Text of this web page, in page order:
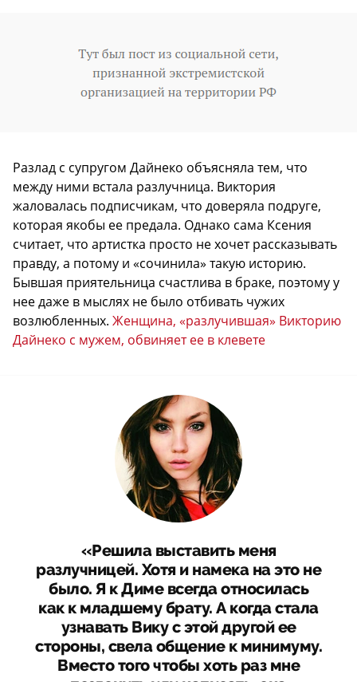
Разлад с супругом Дайнеко объясняла тем, что
между ними встала разлучница. Виктория
жаловалась подписчикам, что доверяла подруге,
которая якобы ее предала. Однако сама Ксения
считает, что артистка просто не хочет рассказывать
правду, а потому и «сочинила» такую историю.
Бывшая приятельница счастлива в браке, поэтому у
нее даже в мыслях не было отбивать чужих
возлюбленных. Женщина, «разлучившая» Викторию
Дайнеко с мужем, обвиняет ее в клевете
«Решила выставить меня
разлучницей. Хотя и намека на это не
было. Я к Диме всегда относилась
как к младшему брату. А когда стала
узнавать Вику с этой другой ее
стороны, свела общение к минимуму.
Вместо того чтобы хоть раз мне